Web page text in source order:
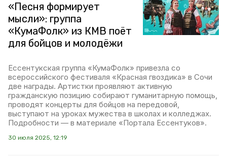
«Песня формирует
мысли»: группа
«КумаФолк» из КМВ поёт
для бойцов и молодёжи
Ессентукская группа «КумаФолк» привезла со
всероссийского фестиваля «Красная гвоздика» в Сочи
две награды. Артистки проявляют активную
гражданскую позицию собирают гуманитарную помощь,
проводят концерты для бойцов на передовой,
выступают на уроках мужества в школах и колледжах.
Подробности — в материале «Портала Ессентуков».
30 июля 2025, 12:19